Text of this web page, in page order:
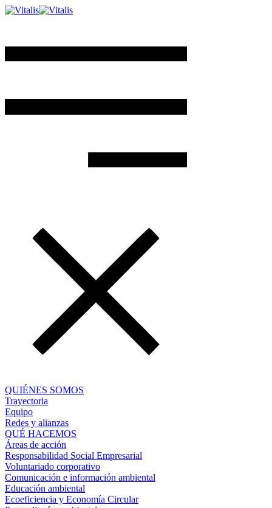
QUIÉNES SOMOS
Trayectoria
Equipo
Redes y alianzas
QUÉ HACEMOS
Áreas de acción
Responsabilidad Social Empresarial
Voluntariado corporativo
Comunicación e información ambiental
Educación ambiental
Ecoeficiencia y Economía Circular